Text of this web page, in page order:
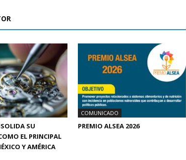
SU
EL PRINCIPAL
Y AMÉRICA
COMUNICADO
PREMIO ALSEA 2026